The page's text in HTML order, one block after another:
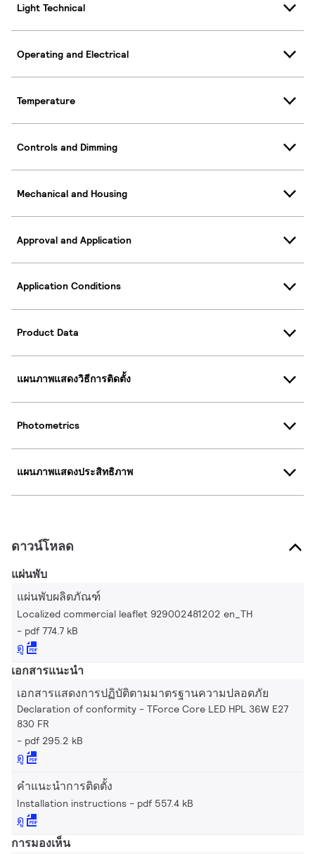
Light Technical
Operating and Electrical
Temperature
Controls and Dimming
Mechanical and Housing
Approval and Application
Application Conditions
Product Data
แผนภาพแสดงวิธีการติดตั้ง
Photometrics
แผนภาพแสดงประสิทธิภาพ
ดาวน์โหลด
แผ่นพับ
แผ่นพับผลิตภัณฑ์
Localized commercial leaflet 929002481202 en_TH
pdf 774.7 kB
ดู
เอกสารแนะนำ
เอกสารแสดงการปฏิบัติตามมาตรฐานความปลอดภัย
Declaration of conformity - TForce Core LED HPL 36W E27
830 FR
pdf 295.2 kB
ดู
คำแนะนำการติดตั้ง
Installation instructions pdf 557.4 kB
ดู
การมองเห็น